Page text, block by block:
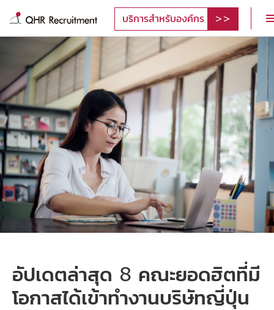
บริการสำหรับองค์กร
อัปเดตล่าสุด 8 คณะยอดฮิตที่มี
โอกาสได้เข้าทำงานบริษัทญี่ปุ่น